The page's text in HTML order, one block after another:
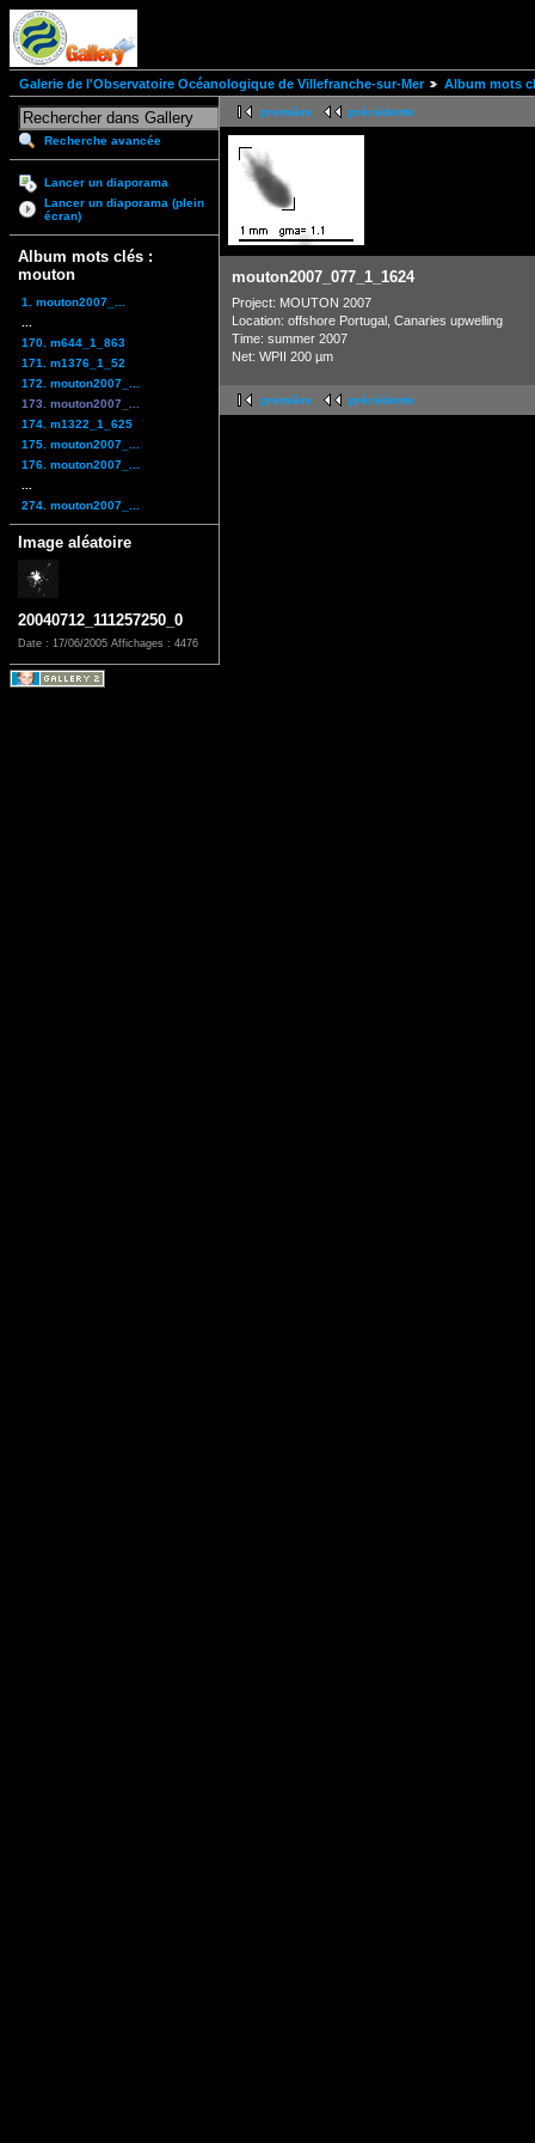
Galerie de l'Observatoire Océanologique de Villefranche-sur-Mer Album mots
Recherche avancée
Lancer un diaporama
Lancer un diaporama (plein
écran)
Album mots clés :
mouton
1. mouton2007_...
170. m644_1_863
171. m1376_1_52
172. mouton2007_...
173. mouton2007_...
174. m1322_1_625
175. mouton2007_...
176. mouton2007_...
274. mouton2007_...
Image aléatoire
20040712_111257250_0
Date : 17/06/2005 Affichages : 4476
première précédente
mouton2007_077_1_1624
Project: MOUTON 2007
Location: offshore Portugal, Canaries upwelling
Time: summer 2007
Net: WPII 200 µm
première précédente